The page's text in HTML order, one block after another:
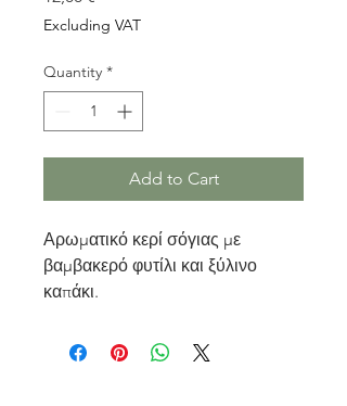
Excluding VAT
Quantity *
Add to Cart
Αρωματικό κερί σόγιας με
βαμβακερό φυτίλι και ξύλινο
καπάκι.
κερί σε διάφορα αρώματα, 50